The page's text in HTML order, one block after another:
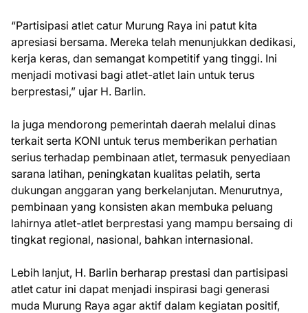
“Partisipasi atlet catur Murung Raya ini patut kita
apresiasi bersama. Mereka telah menunjukkan dedikasi,
kerja keras, dan semangat kompetitif yang tinggi. Ini
menjadi motivasi bagi atlet-atlet lain untuk terus
berprestasi,” ujar H. Barlin.
Ia juga mendorong pemerintah daerah melalui dinas
terkait serta KONI untuk terus memberikan perhatian
serius terhadap pembinaan atlet, termasuk penyediaan
sarana latihan, peningkatan kualitas pelatih, serta
dukungan anggaran yang berkelanjutan. Menurutnya,
pembinaan yang konsisten akan membuka peluang
lahirnya atlet-atlet berprestasi yang mampu bersaing di
tingkat regional, nasional, bahkan internasional.
Lebih lanjut, H. Barlin berharap prestasi dan partisipasi
atlet catur ini dapat menjadi inspirasi bagi generasi
muda Murung Raya agar aktif dalam kegiatan positif,